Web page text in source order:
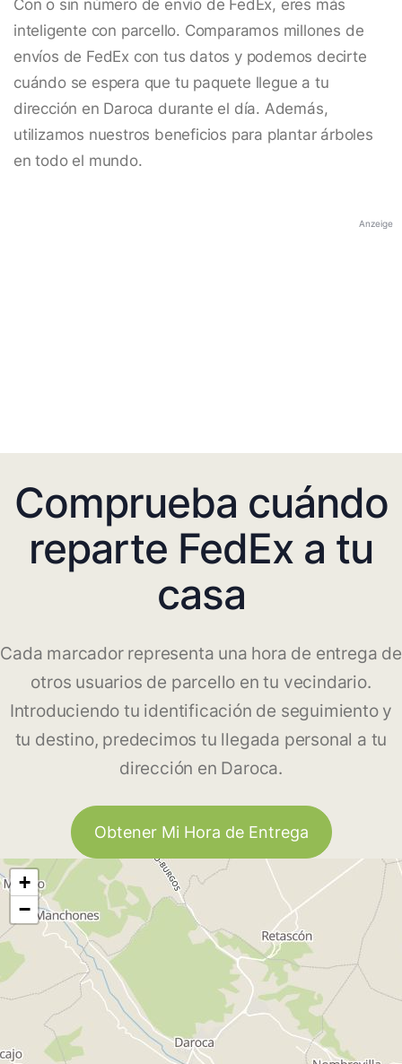
Con o sin número de envío de FedEx, eres más
inteligente con parcello. Comparamos millones de
envíos de FedEx con tus datos y podemos decirte
cuándo se espera que tu paquete llegue a tu
dirección en Daroca durante el día. Además,
utilizamos nuestros beneficios para plantar árboles
en todo el mundo.
Anzeige
Comprueba cuándo
reparte FedEx a tu
casa
Cada marcador representa una hora de entrega de
otros usuarios de parcello en tu vecindario.
Introduciendo tu identificación de seguimiento y
tu destino, predecimos tu llegada personal a tu
dirección en Daroca.
Obtener Mi Hora de Entrega
+
−